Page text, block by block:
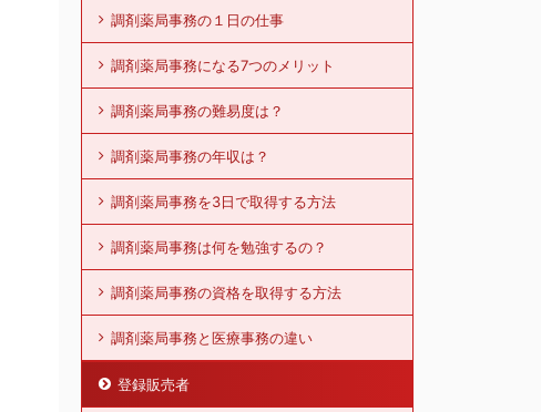
調剤薬局事務の１日の仕事
調剤薬局事務になる7つのメリット
調剤薬局事務の難易度は？
調剤薬局事務の年収は？
調剤薬局事務を3日で取得する方法
調剤薬局事務は何を勉強するの？
調剤薬局事務の資格を取得する方法
調剤薬局事務と医療事務の違い
登録販売者